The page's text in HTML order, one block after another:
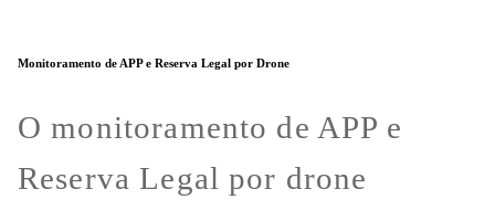
Monitoramento de APP e Reserva Legal por Drone
O monitoramento de APP e
Reserva Legal por drone